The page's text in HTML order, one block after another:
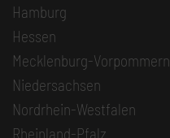
Hamburg
Hessen
Mecklenburg-Vorpommern
Niedersachsen
Nordrhein-Westfalen
Rheinland-Pfalz